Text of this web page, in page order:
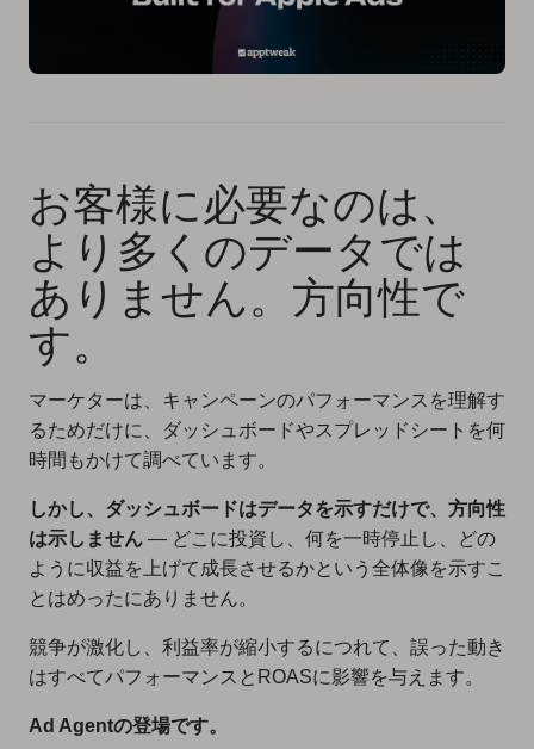
お客様に必要なのは、
より多くのデータでは
ありません。方向性で
す。
マーケターは、キャンペーンのパフォーマンスを理解す
るためだけに、ダッシュボードやスプレッドシートを何
時間もかけて調べています。
しかし、ダッシュボードはデータを示すだけで、方向性
は示しません — どこに投資し、何を一時停止し、どの
ように収益を上げて成長させるかという全体像を示すこ
とはめったにありません。
競争が激化し、利益率が縮小するにつれて、誤った動き
はすべてパフォーマンスとROASに影響を与えます。
Ad Agentの登場です。